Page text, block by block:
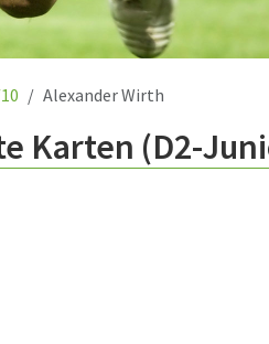
Alexander Wirth
Karten (D2-